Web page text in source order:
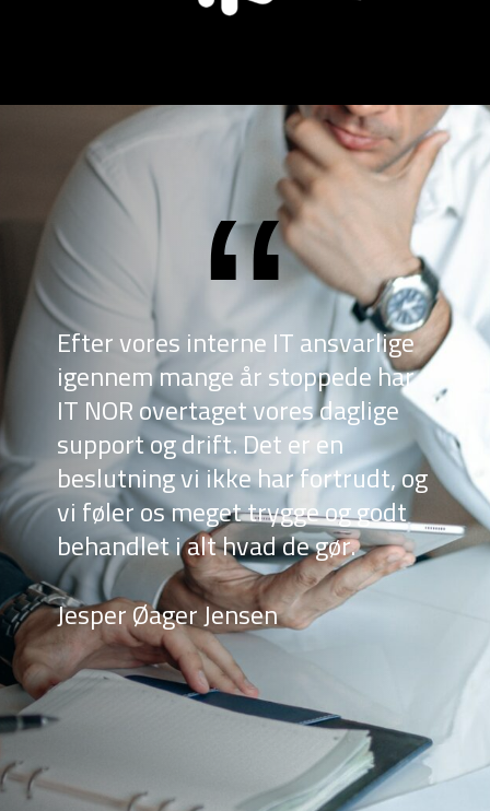
Efter vores interne IT ansvarlige
igennem mange år stoppede har
IT NOR overtaget vores daglige
support og drift. Det er en
beslutning vi ikke har fortrudt, og
vi føler os meget trygge og godt
behandlet i alt hvad de gør.
Jesper Øager Jensen